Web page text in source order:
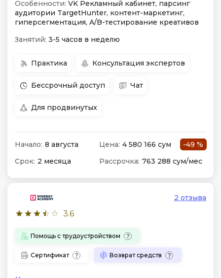
Особенности: VK Рекламный кабинет, парсинг
аудитории TargetHunter, контент-маркетинг,
гиперсегментация, A/B-тестирование креативов
Занятий: 3-5 часов в неделю
Практика Консультация экспертов
Бессрочный доступ Чат
Для продвинутых
Начало: 8 августа Цена: 4 580 166 сум
-49 %
Срок: 2 месяца Рассрочка: 763 288 сум/мес
3.6
2 отзыва
Помощь с трудоустройством
Сертификат Возврат средств